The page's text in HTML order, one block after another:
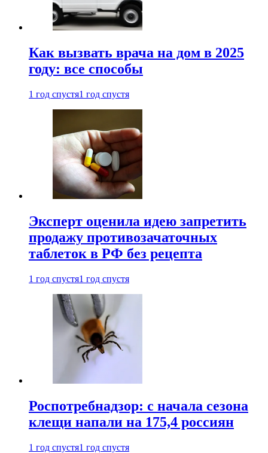
Как вызвать врача на дом в 2025
году: все способы
1 год спустя1 год спустя
Эксперт оценила идею запретить
продажу противозачаточных
таблеток в РФ без рецепта
1 год спустя1 год спустя
Роспотребнадзор: с начала сезона
клещи напали на 175,4 россиян
1 год спустя1 год спустя